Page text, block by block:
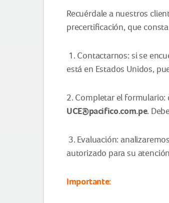
Recuérdale a nuestros
precertificación, que
1. Contactarnos: si se
está en Estados Unidos,
2. Completar el
UCE@pacifico.com.pe.
3. Evaluación:
autorizado para su
Importante: